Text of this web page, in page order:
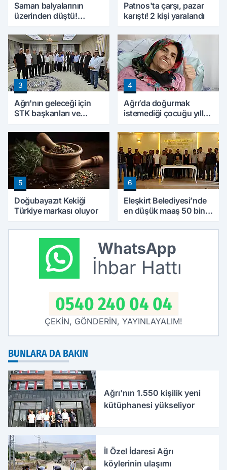
Saman balyalarının
üzerinden düştü!
hayatını kaybetti
Patnos'ta çarşı, pazar
karıştı! 2 kişi yaralandı
3
Ağrı'nın geleceği için
STK başkanları ve
araya geldi
4
Ağrı’da doğurmak
istemediği çocuğu yıllar
verdi
5
Doğubayazıt Kekiği
Türkiye markası oluyor
6
Eleşkirt Belediyesi’nde
en düşük maaş 50 bin
WhatsApp
İhbar Hattı
0540 240 04 04
ÇEKİN, GÖNDERİN, YAYINLAYALIM!
BUNLARA DA BAKIN
Ağrı'nın 1.550 kişilik yeni
kütüphanesi yükseliyor
İl Özel İdaresi Ağrı
köylerinin ulaşımı